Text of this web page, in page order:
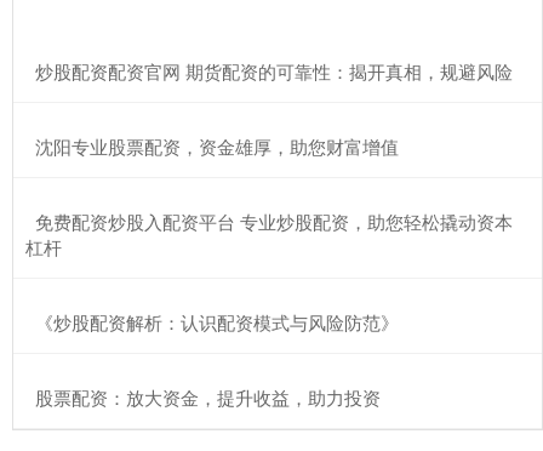
​炒股配资配资官网 期货配资的可靠性：揭开真相，规避风险
​沈阳专业股票配资，资金雄厚，助您财富增值
​免费配资炒股入配资平台 专业炒股配资，助您轻松撬动资本
杠杆
​《炒股配资解析：认识配资模式与风险防范》
​股票配资：放大资金，提升收益，助力投资